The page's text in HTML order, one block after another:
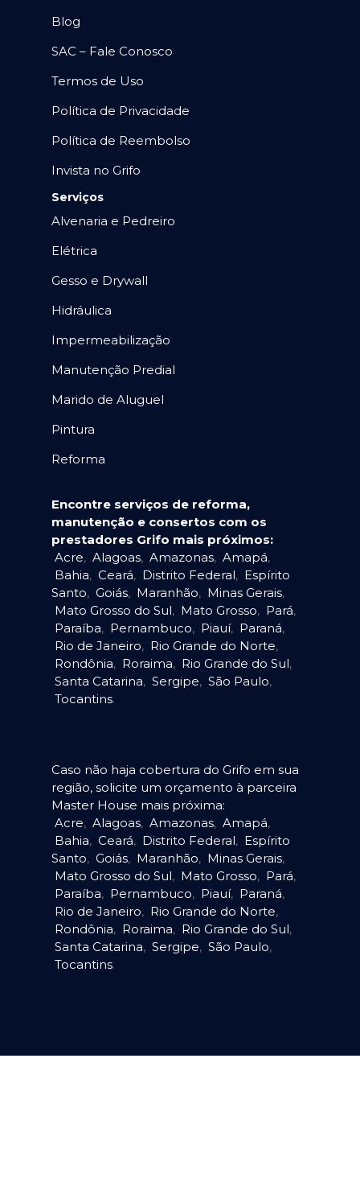
Blog
SAC – Fale Conosco
Termos de Uso
Política de Privacidade
Política de Reembolso
Invista no Grifo
Serviços
Alvenaria e Pedreiro
Elétrica
Gesso e Drywall
Hidráulica
Impermeabilização
Manutenção Predial
Marido de Aluguel
Pintura
Reforma
Encontre serviços de reforma,
manutenção e consertos com os
prestadores Grifo mais próximos:
Acre, Alagoas, Amazonas, Amapá,
Bahia, Ceará, Distrito Federal, Espírito
Santo, Goiás, Maranhão, Minas Gerais,
Mato Grosso do Sul, Mato Grosso, Pará,
Paraíba, Pernambuco, Piauí, Paraná,
Rio de Janeiro, Rio Grande do Norte,
Rondônia, Roraima, Rio Grande do Sul,
Santa Catarina, Sergipe, São Paulo,
Tocantins.
Caso não haja cobertura do Grifo em sua
região, solicite um orçamento à parceira
Master House mais próxima:
Acre, Alagoas, Amazonas, Amapá,
Bahia, Ceará, Distrito Federal, Espírito
Santo, Goiás, Maranhão, Minas Gerais,
Mato Grosso do Sul, Mato Grosso, Pará,
Paraíba, Pernambuco, Piauí, Paraná,
Rio de Janeiro, Rio Grande do Norte,
Rondônia, Roraima, Rio Grande do Sul,
Santa Catarina, Sergipe, São Paulo,
Tocantins.